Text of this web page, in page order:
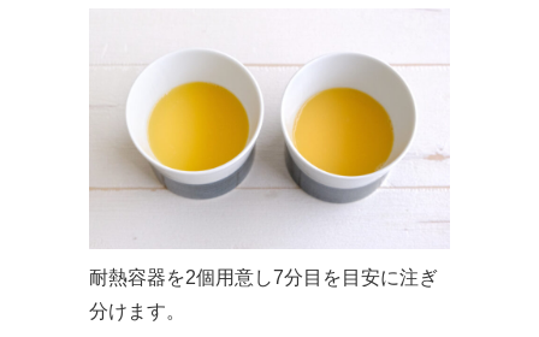
耐熱容器を2個用意し7分目を目安に注ぎ
分けます。